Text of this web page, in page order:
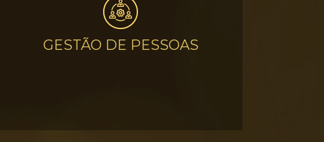
GESTÃO DE PESSOAS